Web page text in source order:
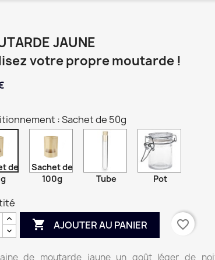
JAUNE
votre propre moutarde !
: Sachet de 50g
de
Sachet de
100g
Tube Pot
 AJOUTER AU PANIER favorite_border
de moutarde jaune un goût léger de